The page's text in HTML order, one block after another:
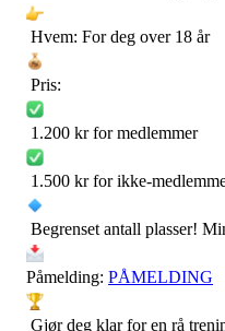
Hvem: For deg over 18 år
Pris:
1.200 kr for medlemmer
1.500 kr for ikke-
Begrenset antall plasser!
Påmelding: PÅMELDING
Gjør deg klar for en rå